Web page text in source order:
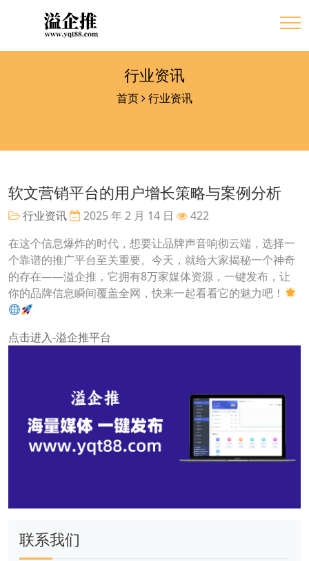
行业资讯
首页 行业资讯
软文营销平台的用户增长策略与案例分析
行业资讯 2025 年 2 月 14 日
422
在这个信息爆炸的时代，想要让品牌声音响彻云端，选择一
个靠谱的推广平台至关重要。今天，就给大家揭秘一个神奇
的存在——溢企推，它拥有8万家媒体资源，一键发布，让
你的品牌信息瞬间覆盖全网，快来一起看看它的魅力吧！
点击进入-溢企推平台
联系我们